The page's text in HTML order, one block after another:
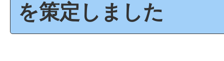
を策定しました